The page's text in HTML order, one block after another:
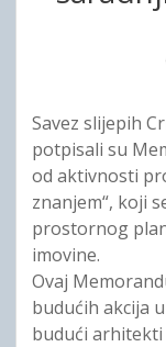
ORGANIZACIJA
Savez slijepih
potpisali su
od aktivnosti
znanjem“, koji
prostornog
imovine.
Ovaj
budućih akcija
budući